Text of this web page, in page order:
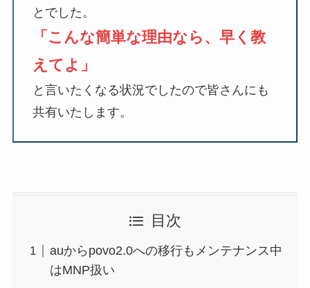
とでした。
「こんな簡単な理由なら、早く教
えてよ」
と言いたくなる状況でしたので皆さんにも
共有いたします。
目次
auからpovo2.0への移行もメンテナンス中
はMNP扱い